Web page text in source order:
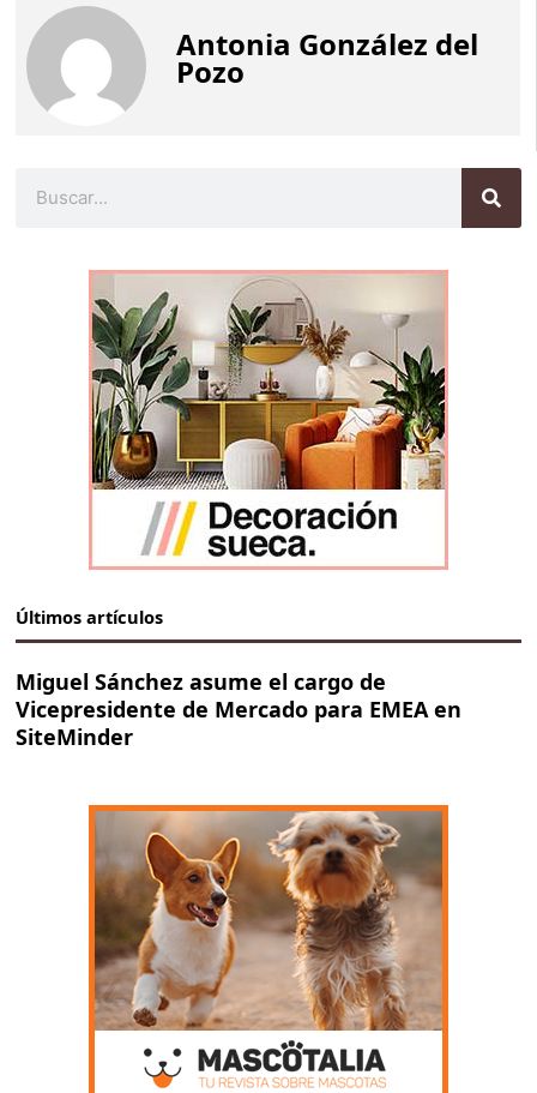
Antonia González del
Pozo
Últimos artículos
Miguel Sánchez asume el cargo de
Vicepresidente de Mercado para EMEA en
SiteMinder